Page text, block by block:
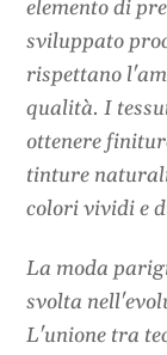
elemento di
sviluppato
rispettano
qualità. I
ottenere
tinture
colori vividi e
La moda
svolta
L'unione tra